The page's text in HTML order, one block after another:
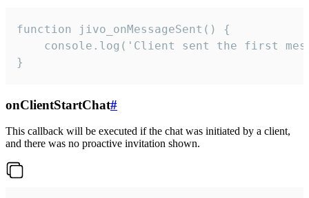
function jivo_onMessageSent() {
console.log('Client sent the first
}
onClientStartChat#
This callback will be executed if the chat was initiated by a client,
and there was no proactive invitation shown.